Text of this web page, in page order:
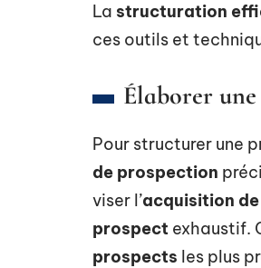
La structuration
ces outils et
Élaborer
Pour structurer une
de prospection
viser l’acquisition
prospect exhaustif.
prospects les plus